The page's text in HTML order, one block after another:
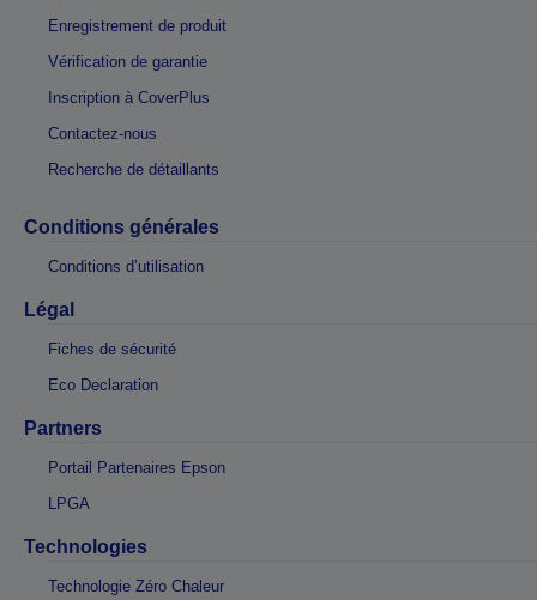
Enregistrement de produit
Vérification de garantie
Inscription à CoverPlus
Contactez-nous
Recherche de détaillants
Conditions générales
Conditions d’utilisation
Légal
Fiches de sécurité
Eco Declaration
Partners
Portail Partenaires Epson
LPGA
Technologies
Technologie Zéro Chaleur